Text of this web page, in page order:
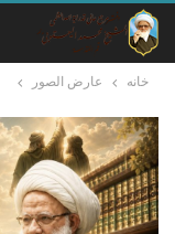
خانه عارض الصور